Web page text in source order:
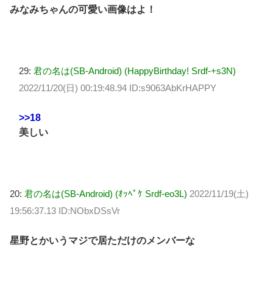
みなみちゃんの可愛い画像はよ！
29: 君の名は(SB-Android) (HappyBirthday! Srdf-+s3N)
2022/11/20(日) 00:19:48.94 ID:s9063AbKrHAPPY
>>18
美しい
20: 君の名は(SB-Android) (ｵｯﾍﾟｹ Srdf-eo3L) 2022/11/19(土)
19:56:37.13 ID:NObxDSsVr
星野とかいうマジで居ただけのメンバーな